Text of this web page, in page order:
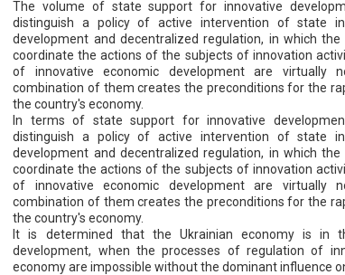
The volume of state support for innovative
distinguish a policy of active intervention of state
development and decentralized regulation, in which
coordinate the actions of the subjects of innovation
of innovative economic development are virtually
combination of them creates the preconditions for the
the country's economy.
In terms of state support for innovative
distinguish a policy of active intervention of state
development and decentralized regulation, in which
coordinate the actions of the subjects of innovation
of innovative economic development are virtually
combination of them creates the preconditions for the
the country's economy.
It is determined that the Ukrainian economy is in
development, when the processes of regulation of
economy are impossible without the dominant influence